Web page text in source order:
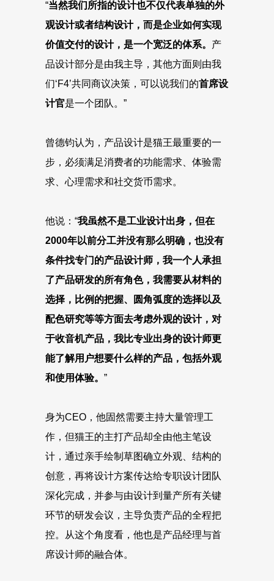
“当然我们所指的设计也不仅代表单独的外
观设计或者结构设计，而是企业如何实现
价值交付的设计，是一个宽泛的体系。 产
品设计部分是由我主导，其他方面则由我
们‘F4’共同商议决策，可以说我们的首席设
计官是一个团队。”
曾德钧认为，产品设计是猫王最重要的一
步，必须满足消费者的功能需求、体验需
求、心理需求和社交货币需求。
他说：“我虽然不是工业设计出身，但在
2000年以前分工并没有那么明确，也没有
条件找专门的产品设计师，我一个人承担
了产品研发的所有角色，我需要从材料的
选择，比例的把握、圆角弧度的选择以及
配色研究等等方面去考虑外观的设计，对
于收音机产品，我比专业出身的设计师更
能了解用户想要什么样的产品，包括外观
和使用体验。 ”
身为CEO，他固然需要主持大量管理工
作，但猫王的主打产品却全由他主笔设
计，通过亲手绘制草图确立外观、结构的
创意，再将设计方案传达给专职设计团队
深化完成，并参与由设计到量产所有关键
环节的研发会议，主导负责产品的全程把
控。从这个角度看，他也是产品经理与首
席设计师的融合体。